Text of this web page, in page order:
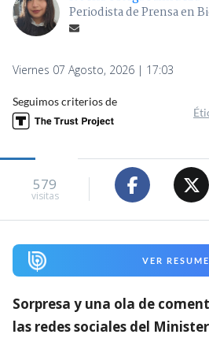
Periodista de Prensa en
Viernes 07 Agosto, 2026 | 17:03
Seguimos criterios de
579
visitas
VER
Sorpresa y una ola de
las redes sociales del